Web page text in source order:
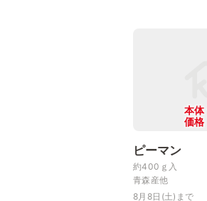
本体
価格
ピーマン
約400ｇ入
青森産他
8月8日(土)まで